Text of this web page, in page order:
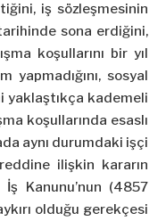
iş sözleşmesinin
sona erdiğini,
koşullarını bir yıl
yapmadığını, sosyal
yaklaştıkça kademeli
koşullarında esaslı
aynı durumdaki işçi
ilişkin kararın
İş Kanunu’nun (4857
olduğu gerekçesi